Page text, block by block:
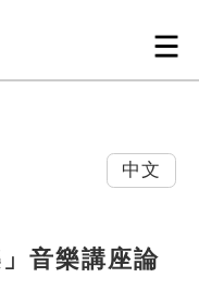
中文
音樂講座論